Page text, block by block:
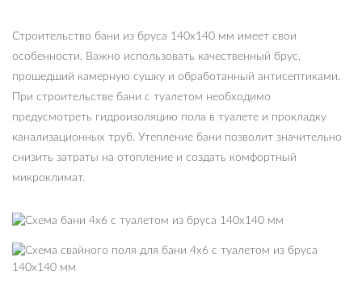
Строительство бани из бруса 140х140 мм имеет свои
особенности. Важно использовать качественный брус,
прошедший камерную сушку и обработанный антисептиками.
При строительстве бани с туалетом необходимо
предусмотреть гидроизоляцию пола в туалете и прокладку
канализационных труб. Утепление бани позволит значительно
снизить затраты на отопление и создать комфортный
микроклимат.